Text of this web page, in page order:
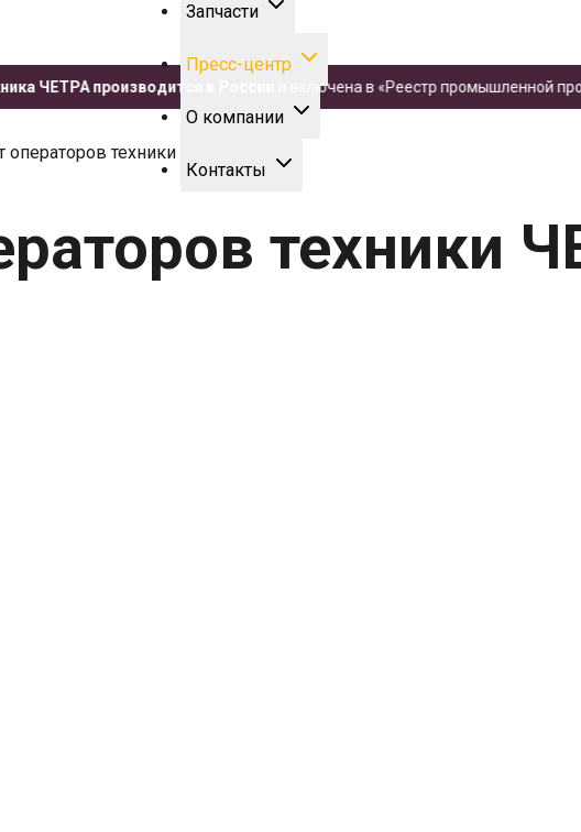
Запчасти
Пресс-центр
О компании
Контакты
ЧЕТРА производится в России и включена в «Реестр промышленной
операторов техники ЧЕТРА
техники